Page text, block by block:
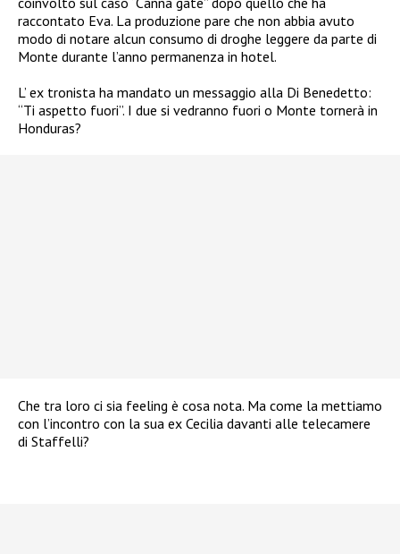
raccontato Eva. La produzione pare che non abbia avuto
modo di notare alcun consumo di droghe leggere da parte di
Monte durante l’anno permanenza in hotel.
L’ ex tronista ha mandato un messaggio alla Di Benedetto:
“Ti aspetto fuori”. I due si vedranno fuori o Monte tornerà in
Honduras?
Che tra loro ci sia feeling è cosa nota. Ma come la mettiamo
con l’incontro con la sua ex Cecilia davanti alle telecamere
di Staffelli?